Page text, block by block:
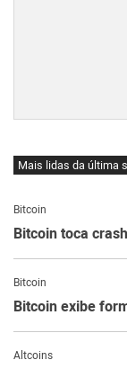
Mais lidas da última
Bitcoin
Bitcoin toca
Bitcoin
Bitcoin exibe
Altcoins